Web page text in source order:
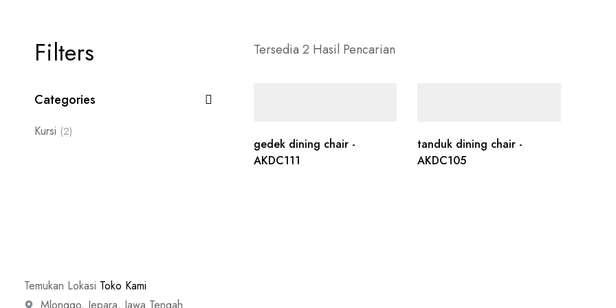
Filters
Categories
Kursi (2)
Tersedia 2 Hasil Pencarian
gedek dining chair -
AKDC111
tanduk dining chair -
AKDC105
Temukan Lokasi Toko Kami